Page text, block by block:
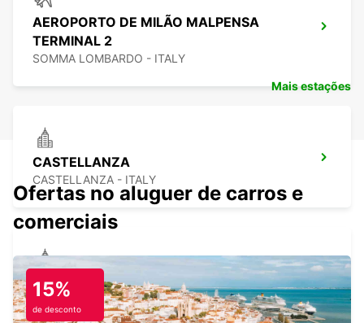
AEROPORTO DE MILÃO MALPENSA
TERMINAL 2
SOMMA LOMBARDO - ITALY
CASTELLANZA
CASTELLANZA - ITALY
MILÃO VIALE ARETUSA
MILANO - ITALY
Mais estações
Ofertas no aluguer de carros e
comerciais
15%
de desconto